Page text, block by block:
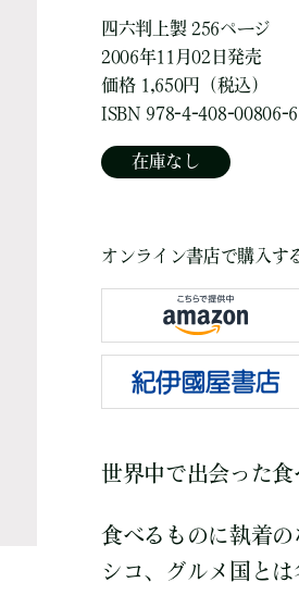
四六判上製 256ページ
2006年11月02日発売
価格 1,650円（税込）
ISBN 978-4-408-00806-6
在庫なし
オンライン書店で購入す
世界中で出会った食
食べるものに執着
シコ、グルメ国と